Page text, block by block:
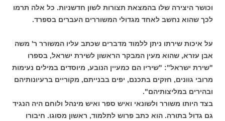
וכושר היצירה שלו בהמצאת תצורות לשון חדשניות. כל אלה תרמו
לכך שהוא נחשב לאחד מגדולי המשוררים העברים בספרד.
על איכות שירתו ניתן ללמוד מדברים שכתב עליו המשורר ר' משה
אבן עזרא, שהוא מעין המבקר הראשון לשירת ישראל, בספרו
"שירת ישראל": "שיריו הם כמעיין הנובע, מיוסדים במילים נעימות
מרובי גוונים, חזקים בתכנם, יפים בבנייתם, מקוריים ברעיונותיהם
ובהירים במליצותיהם".
בצד היותו משורר ולשונאי ואיש ספר ואיש מינהל ולוחם היה הנגיד
גם גדול בתורה. הוא כתב פרוש לתלמוד, ראשון מסוגו. חיבורו